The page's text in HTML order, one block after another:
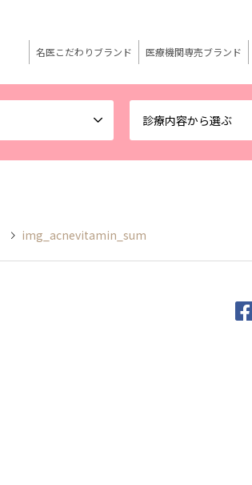
診療内容から選ぶ
名医こだわりブランド 医療機関専売ブランド
img_acnevitamin_sum